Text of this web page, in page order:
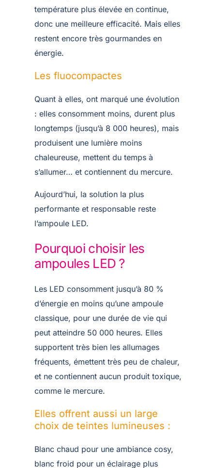
température plus élevée en continue,
donc une meilleure efficacité. Mais elles
restent encore très gourmandes en
énergie.
Les fluocompactes
Quant à elles, ont marqué une évolution
: elles consomment moins, durent plus
longtemps (jusqu’à 8 000 heures), mais
produisent une lumière moins
chaleureuse, mettent du temps à
s’allumer… et contiennent du mercure.
Aujourd’hui, la solution la plus
performante et responsable reste
l’ampoule LED.
Pourquoi choisir les
ampoules LED ?
Les LED consomment jusqu’à 80 %
d’énergie en moins qu’une ampoule
classique, pour une durée de vie qui
peut atteindre 50 000 heures. Elles
supportent très bien les allumages
fréquents, émettent très peu de chaleur,
et ne contiennent aucun produit toxique,
comme le mercure.
Elles offrent aussi un large
choix de teintes lumineuses :
Blanc chaud pour une ambiance cosy,
blanc froid pour un éclairage plus